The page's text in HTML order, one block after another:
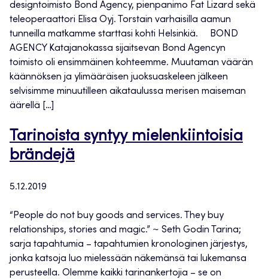
designtoimisto Bond Agency, pienpanimo Fat Lizard sekä
teleoperaattori Elisa Oyj. Torstain varhaisilla aamun
tunneilla matkamme starttasi kohti Helsinkiä. BOND
AGENCY Katajanokassa sijaitsevan Bond Agencyn
toimisto oli ensimmäinen kohteemme. Muutaman väärän
käännöksen ja ylimääräisen juoksuaskeleen jälkeen
selvisimme minuutilleen aikataulussa merisen maiseman
äärellä […]
Tarinoista syntyy mielenkiintoisia
brändejä
5.12.2019
“People do not buy goods and services. They buy
relationships, stories and magic.” ~ Seth Godin Tarina;
sarja tapahtumia – tapahtumien kronologinen järjestys,
jonka katsoja luo mielessään näkemänsä tai lukemansa
perusteella. Olemme kaikki tarinankertojia – se on